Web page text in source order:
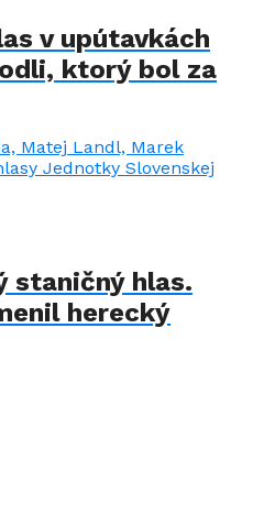
v upútavkách
ktorý bol za
staničný hlas.
herecký